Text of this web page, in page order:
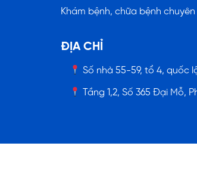
Khám bệnh, chữa bệnh
ĐỊA CHỈ
Số nhà 55-59, tổ 4, quốc
Tầng 1,2, Số 365 Đại Mỗ,